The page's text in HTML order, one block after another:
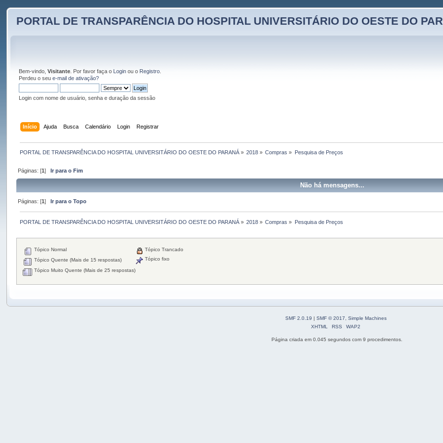
PORTAL DE TRANSPARÊNCIA DO HOSPITAL UNIVERSITÁRIO DO OESTE DO
Bem-vindo,Visitante . Por favor faça o Login ou o Registro
Perdeu o seue-mail de ativação?
Login com nome de usuário, senha e duração da sessão
Início Ajuda Busca Calendário Login Registrar
PORTAL DE TRANSPARÊNCIA DO HOSPITAL UNIVERSITÁRIO DO OESTE DO PARANÁ» 2018 » Compras » Pesquisa de Preços
Páginas: [1] Ir para o Fim
Não há mensagens...
Páginas: [1] Ir para o Topo
PORTAL DE TRANSPARÊNCIA DO HOSPITAL UNIVERSITÁRIO DO OESTE DO PARANÁ» 2018 » Compras » Pesquisa de Preços
Tópico Normal
Tópico Quente (Mais de 15 respostas)
Tópico Muito Quente (Mais de 25 respostas)
Tópico Trancado
Tópico fixo
SMF 2.0.19 | SMF © 2017, Simple Machines
XHTML
RSS WAP2
Página criada em 0.045 segundos com 9 procedimentos.